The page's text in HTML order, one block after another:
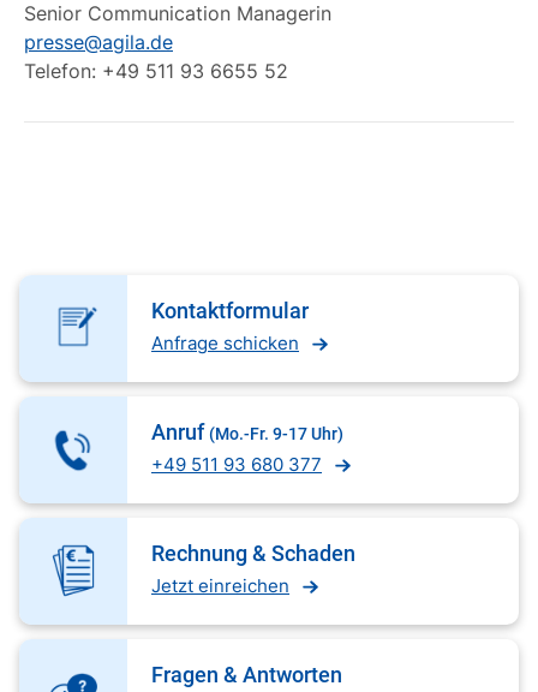
Senior Communication Managerin
presse@agila.de
Telefon: +49 511 93 6655 52
Kontaktformular
Anfrage schicken
Anruf (Mo.-Fr. 9-17 Uhr)
+49 511 93 680 377
Rechnung & Schaden
Jetzt einreichen
Fragen & Antworten